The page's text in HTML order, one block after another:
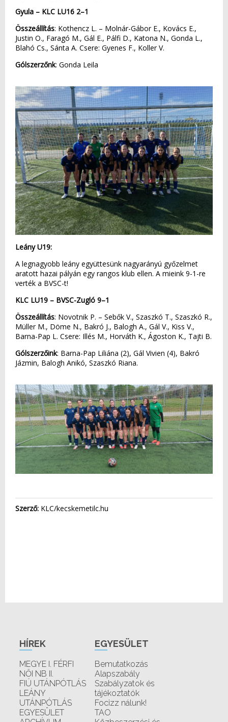
Gyula – KLC LU16 2–1
Összeállítás: Kothencz L. – Molnár-Gábor E., Kovács E.,
Justin O., Faragó M., Gál E., Pálfi D., Katona N., Gonda L.,
Blahó Cs., Sánta A. Csere: Gyenes F., Koller V.
Gólszerzőnk: Gonda Leila
Leány U19:
A legnagyobb leány együttesünk nagyarányú győzelmet
aratott hazai pályán egy rangos klub ellen. A mieink 9-1-re
verték a BVSC-t!
KLC LU19 – BVSC-Zugló 9–1
Összeállítás: Novotnik P. – Sebők V., Szaszkó T., Szaszkó R.,
Müller M., Döme N., Bakró J., Balogh A., Gál V., Kiss V.,
Barna-Pap L. Csere: Illés M., Horváth K., Ágoston K., Tajti B.
Gólszerzőink: Barna-Pap Liliána (2), Gál Vivien (4), Bakró
Jázmin, Balogh Anikó, Szaszkó Riana.
Szerző: KLC/kecskemetilc.hu
HÍREK
MEGYE I. FÉRFI
NŐI NB II.
FIÚ UTÁNPÓTLÁS
LEÁNY
UTÁNPÓTLÁS
EGYESÜLET
EGYESÜLET
Bemutatkozás
Alapszabály
Szabályzatok és
tájékoztatók
Focizz nálunk!
TAO